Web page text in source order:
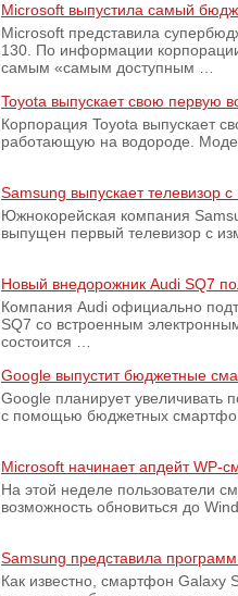
Microsoft выпустила самый
Microsoft представила
130. По информации
самым «самым доступным …
Toyota выпускает свою первую
Корпорация Toyota выпускает
работающую на водороде.
Samsung выпускает телевизор
Южнокорейская компания
выпущен первый телевизор с
Новый внедорожник Audi SQ7
Компания Audi официально
SQ7 со встроенным
состоится …
Google выпустит бюджетные
Google планирует увеличивать
с помощью бюджетных
Microsoft начинает апдейт WP-
На этой неделе пользователи
возможность обновиться до
Samsung представила
Как известно, смартфон Galaxy